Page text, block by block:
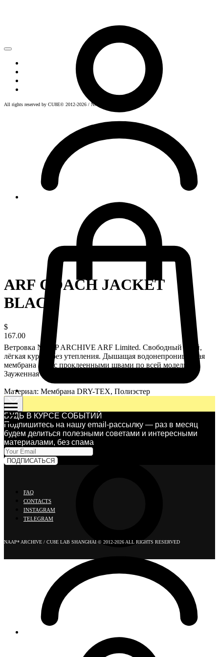
All rights reserved by CU8E© 2012-2026 / NAAP* ARCHIVE
ARF COACH JACKET
BLACK
$
167.00
Ветровка NAAP ARCHIVE ARF Limited. Свободный крой,
лёгкая куртка без утепления. Дышащая водонепроницаемая
мембрана 15K с проклеенными швами по всей модели.
Зауженная талия на резинке.
Материал: Мембрана DRY-TEX, Полиэстер
БУДЬ В КУРСЕ СОБЫТИЙ
Подпишитесь на нашу email-рассылку — раз в месяц
будем делиться полезными советами и интересными
материалами, без спама
ПОДПИСАТЬСЯ
FAQ
CONTACTS
INSTAGRAM
TELEGRAM
NAAP* ARCHIVE / CU8E LAB SHANGHAI © 2012-2026 ALL RIGHTS RESERVED